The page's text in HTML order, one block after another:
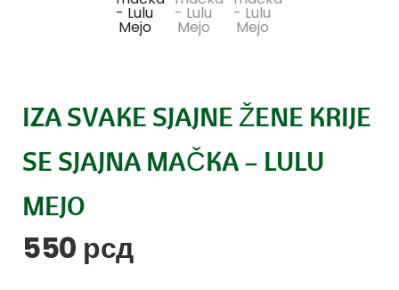
IZA SVAKE SJAJNE ŽENE KRIJE
SE SJAJNA MAČKA – LULU
MEJO
550 рсд